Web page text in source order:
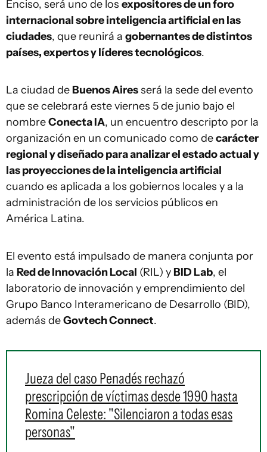
Enciso, será uno de los expositores de un foro
internacional sobre inteligencia artificial en las
ciudades, que reunirá a gobernantes de distintos
países, expertos y líderes tecnológicos.
La ciudad de Buenos Airesserá la sede del evento
que se celebrará este viernes 5 de junio bajo el
nombreConecta IA, un encuentro descripto por la
organización en un comunicado como decarácter
regional y diseñado para analizar el estado actual y
las proyecciones de la inteligencia artificial
cuando es aplicada a los gobiernos locales y a la
administración de los servicios públicos en
América Latina.
El evento está impulsado de manera conjunta por
la Red de Innovación Local (RIL) y BID Lab, el
laboratorio de innovación y emprendimiento del
Grupo Banco Interamericano de Desarrollo (BID),
además deGovtech Connect.
Jueza del caso Penadés rechazó
prescripción de víctimas desde 1990 hasta
Romina Celeste: "Silenciaron a todas esas
personas"